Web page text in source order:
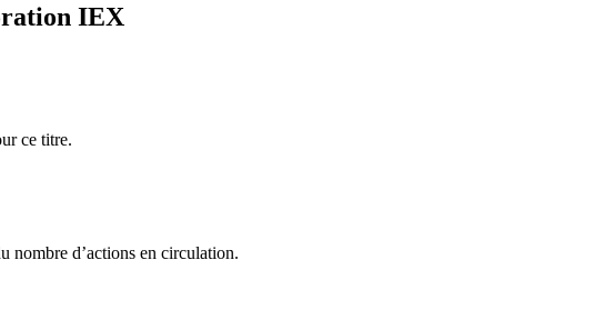
IEX
ce titre.
nombre d’actions en circulation.